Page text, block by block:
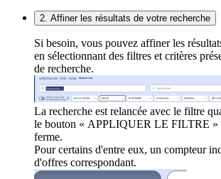
2. Affiner les résultats de votre recherche
Si besoin, vous pouvez affiner les
en sélectionnant des filtres et critères
de recherche.
La recherche est relancée avec le filtre
le bouton « APPLIQUER LE FILTRE »
ferme.
Pour certains d'entre eux, un compteur
d'offres correspondant.